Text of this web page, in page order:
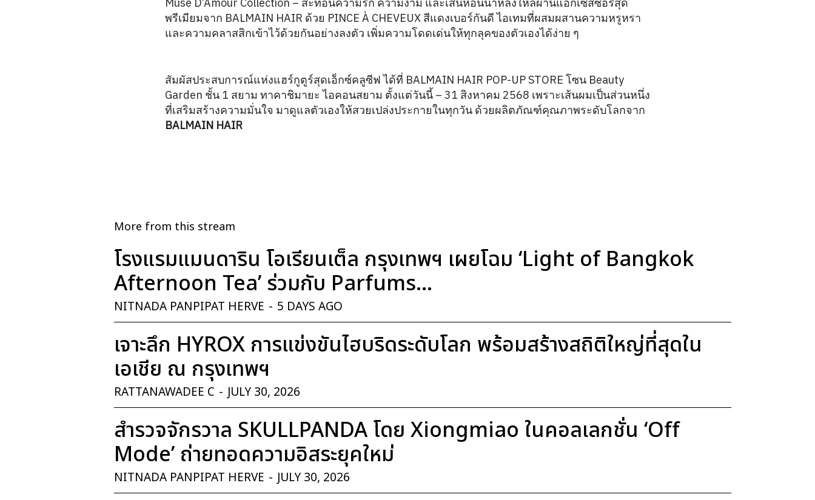
Muse D’Amour Collection – สะท้อนความรัก ความงาม และเสน่ห์อันน่าหลงใหลผ่านแอกเซสซอรีสุด
พรีเมียมจาก BALMAIN HAIR ด้วย PINCE À CHEVEUX สีแดงเบอร์กันดี ไอเทมที่ผสมผสานความหรูหรา
และความคลาสสิกเข้าไว้ด้วยกันอย่างลงตัว เพิ่มความโดดเด่นให้ทุกลุคของตัวเองได้ง่าย ๆ
สัมผัสประสบการณ์แห่งแฮร์กูตูร์สุดเอ็กซ์คลูซีฟ ได้ที่ BALMAIN HAIR POP-UP STORE โซน Beauty
Garden ชั้น 1 สยาม ทาคาชิมายะ ไอคอนสยาม ตั้งแต่วันนี้ – 31 สิงหาคม 2568 เพราะเส้นผมเป็นส่วนหนึ่ง
ที่เสริมสร้างความมั่นใจ มาดูแลตัวเองให้สวยเปล่งประกายในทุกวัน ด้วยผลิตภัณฑ์คุณภาพระดับโลกจาก
BALMAIN HAIR
More from this stream
โรงแรมแมนดาริน โอเรียนเต็ล กรุงเทพฯ เผยโฉม ‘Light of Bangkok
Afternoon Tea’ ร่วมกับ Parfums...
NITNADA PANPIPAT HERVE - 5 DAYS AGO
เจาะลึก HYROX การแข่งขันไฮบริดระดับโลก พร้อมสร้างสถิติใหญ่ที่สุดใน
เอเชีย ณ กรุงเทพฯ
RATTANAWADEE C - JULY 30, 2026
สำรวจจักรวาล SKULLPANDA โดย Xiongmiao ในคอลเลกชั่น ‘Off
Mode’ ถ่ายทอดความอิสระยุคใหม่
NITNADA PANPIPAT HERVE - JULY 30, 2026